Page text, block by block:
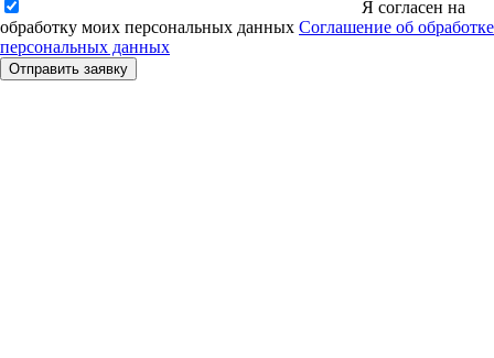
Я согласен на
обработку моих персональных данных Соглашение об обработке
персональных данных